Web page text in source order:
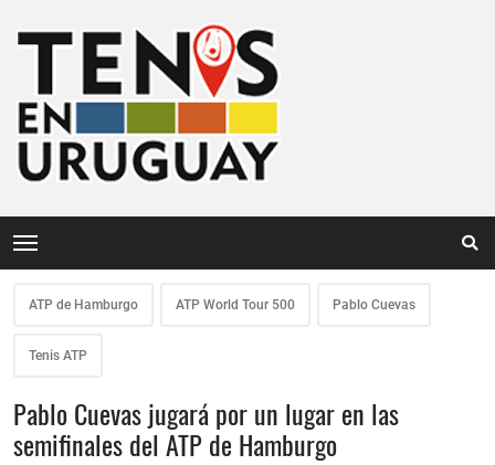
ATP de Hamburgo ATP World Tour 500 Pablo Cuevas
Tenis ATP
Pablo Cuevas jugará por un lugar en las
semifinales del ATP de Hamburgo